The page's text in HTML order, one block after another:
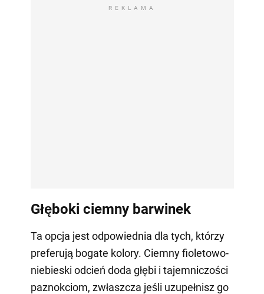
REKLAMA
Głęboki ciemny barwinek
Ta opcja jest odpowiednia dla tych, którzy
preferują bogate kolory. Ciemny fioletowo-
niebieski odcień doda głębi i tajemniczości
paznokciom, zwłaszcza jeśli uzupełnisz go